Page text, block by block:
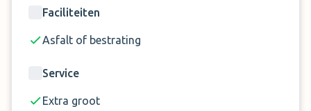
€ 10 ter plaatse
u ter plaatse een toeslag van € 30 te betalen
Faciliteiten
Asfalt of bestrating
Service
Extra groot